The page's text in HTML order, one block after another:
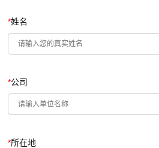
*姓名
*公司
*所在地